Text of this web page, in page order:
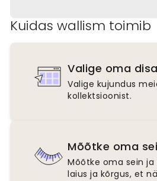
Kuidas wallism toimib
Valige oma
Valige kujundus
kollektsioonist.
Mõõtke oma
Mõõtke oma sein ja
laius ja kõrgus, et